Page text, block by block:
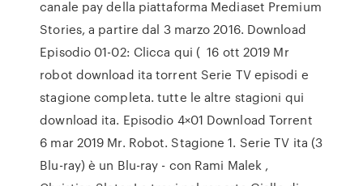
canale pay della piattaforma Mediaset Premium
Stories, a partire dal 3 marzo 2016. Download
Episodio 01-02: Clicca qui ( 16 ott 2019 Mr
robot download ita torrent Serie TV episodi e
stagione completa. tutte le altre stagioni qui
download ita. Episodio 4×01 Download Torrent
6 mar 2019 Mr. Robot. Stagione 1. Serie TV ita (3
Blu-ray) è un Blu-ray - con Rami Malek ,